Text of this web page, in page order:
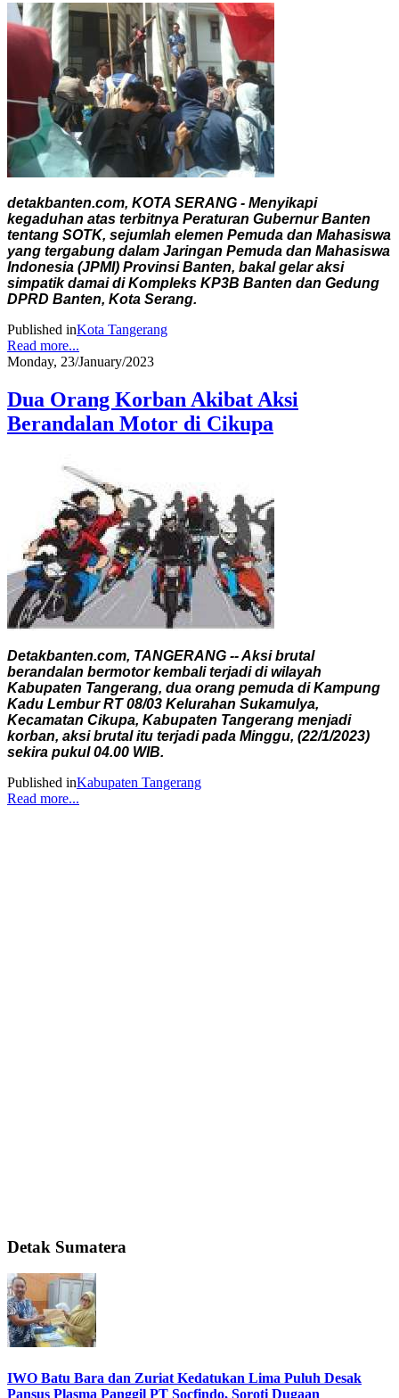
detakbanten.com, KOTA SERANG - Menyikapi
kegaduhan atas terbitnya Peraturan Gubernur Banten
tentang SOTK, sejumlah elemen Pemuda dan Mahasiswa
yang tergabung dalam Jaringan Pemuda dan Mahasiswa
Indonesia (JPMI) Provinsi Banten, bakal gelar aksi
simpatik damai di Kompleks KP3B Banten dan Gedung
DPRD Banten, Kota Serang.
Published inKota Tangerang
Read more...
Monday, 23/January/2023
Dua Orang Korban Akibat Aksi
Berandalan Motor di Cikupa
Detakbanten.com, TANGERANG -- Aksi brutal
berandalan bermotor kembali terjadi di wilayah
Kabupaten Tangerang, dua orang pemuda di Kampung
Kadu Lembur RT 08/03 Kelurahan Sukamulya,
Kecamatan Cikupa, Kabupaten Tangerang menjadi
korban, aksi brutal itu terjadi pada Minggu, (22/1/2023)
sekira pukul 04.00 WIB.
Published inKabupaten Tangerang
Read more...
Detak Sumatera
IWO Batu Bara dan Zuriat Kedatukan Lima Puluh Desak
Pansus Plasma Panggil PT Socfindo, Soroti Dugaan